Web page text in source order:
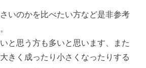
いのかを比べたい方など是非参考
と思う方も多いと思います、また
きく成ったり小さくなったりする